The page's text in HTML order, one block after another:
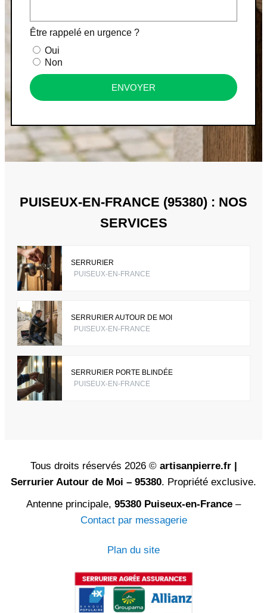
Être rappelé en urgence ?
Oui
Non
ENVOYER
PUISEUX-EN-FRANCE (95380) : NOS
SERVICES
SERRURIER
PUISEUX-EN-FRANCE
SERRURIER AUTOUR DE MOI
PUISEUX-EN-FRANCE
SERRURIER PORTE BLINDÉE
PUISEUX-EN-FRANCE
Tous droits réservés 2026 © artisanpierre.fr |
Serrurier Autour de Moi – 95380. Propriété exclusive.
Antenne principale, 95380 Puiseux-en-France –
Contact par messagerie
Plan du site